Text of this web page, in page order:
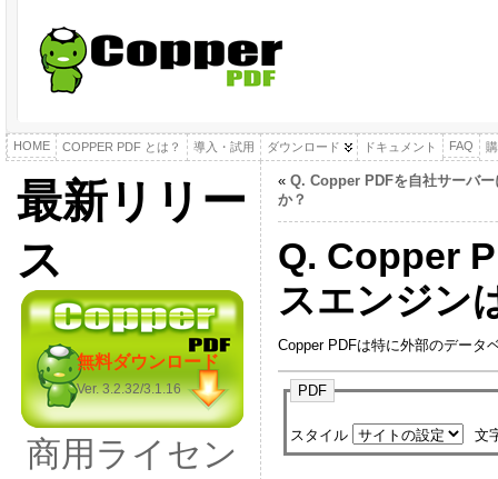
HOME COPPER PDF とは？ 導入・試用 ダウンロード ドキュメント FAQ
最新リリー
ス
無料ダウンロード
Ver. 3.2.32/3.1.16
商用ライセン
« Q. Copper PDFを自社サーバ
か？
Q. Copper
スエンジン
Copper PDFは特に外部のデータ
PDF
スタイル 文